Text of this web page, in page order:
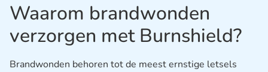
Waarom brandwonden
verzorgen met Burnshield?
Brandwonden behoren tot de meest ernstige letsels